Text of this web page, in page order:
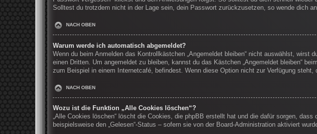
Solltest du trotzdem nicht in der Lage sein, dein Passwort zurückzusetzen, so wende dich
NACH OBEN
Warum werde ich automatisch abgemeldet?
Wenn du beim Anmelden das Kontrollkästchen „Angemeldet bleiben“ nicht auswählst,
einen Dritten. Um angemeldet zu bleiben, kannst du das Kästchen „Angemeldet bleiben“
zum Beispiel in einem Internetcafé, befindest. Wenn diese Option nicht zur Verfügung
NACH OBEN
Wozu ist die Funktion „Alle Cookies löschen“?
„Alle Cookies löschen“ löscht die Cookies, die phpBB erstellt hat und die dafür sorgen,
beispielsweise den „Gelesen“-Status – sofern sie von der Board-Administration aktiviert